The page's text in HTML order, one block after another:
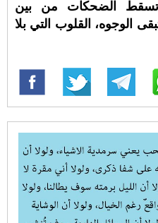
تسقط الضحكات من بين
الوجوه، القلوب التي بلا